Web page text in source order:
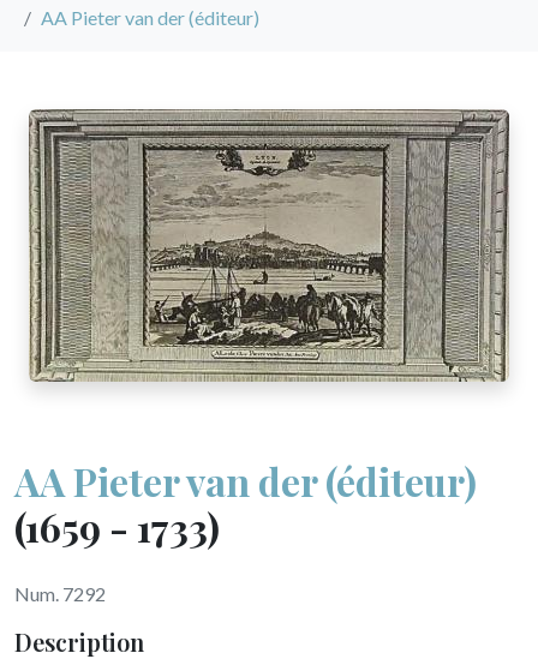
AA Pieter van der (éditeur)
AA Pieter van der (éditeur)
(1659 - 1733)
Num. 7292
Description